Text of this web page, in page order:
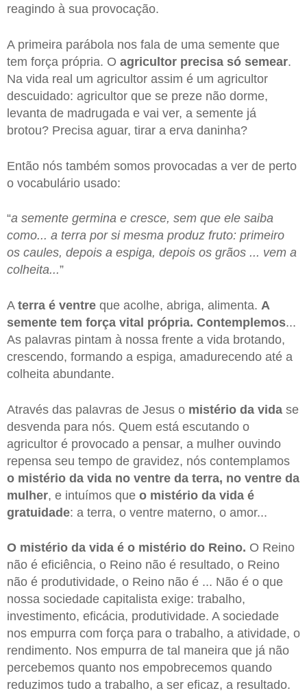
reagindo à sua provocação.
A primeira parábola nos fala de uma semente que
tem força própria. O agricultor precisa só semear.
Na vida real um agricultor assim é um agricultor
descuidado: agricultor que se preze não dorme,
levanta de madrugada e vai ver, a semente já
brotou? Precisa aguar, tirar a erva daninha?
Então nós também somos provocadas a ver de perto
o vocabulário usado:
“a semente germina e cresce, sem que ele saiba
como... a terra por si mesma produz fruto: primeiro
os caules, depois a espiga, depois os grãos ... vem a
colheita...”
A terra é ventre que acolhe, abriga, alimenta. A
semente tem força vital própria. Contemplemos...
As palavras pintam à nossa frente a vida brotando,
crescendo, formando a espiga, amadurecendo até a
colheita abundante.
Através das palavras de Jesus o mistério da vida se
desvenda para nós. Quem está escutando o
agricultor é provocado a pensar, a mulher ouvindo
repensa seu tempo de gravidez, nós contemplamos
o mistério da vida no ventre da terra, no ventre da
mulher, e intuímos que o mistério da vida é
gratuidade: a terra, o ventre materno, o amor...
O mistério da vida é o mistério do Reino. O Reino
não é eficiência, o Reino não é resultado, o Reino
não é produtividade, o Reino não é ... Não é o que
nossa sociedade capitalista exige: trabalho,
investimento, eficácia, produtividade. A sociedade
nos empurra com força para o trabalho, a atividade, o
rendimento. Nos empurra de tal maneira que já não
percebemos quanto nos empobrecemos quando
reduzimos tudo a trabalho, a ser eficaz, a resultado.